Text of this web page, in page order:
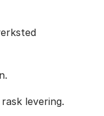
levering.